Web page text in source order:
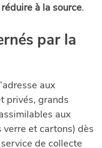
à la source.
par la
aux
privés, grands
aux
verre et cartons) dès
de collecte